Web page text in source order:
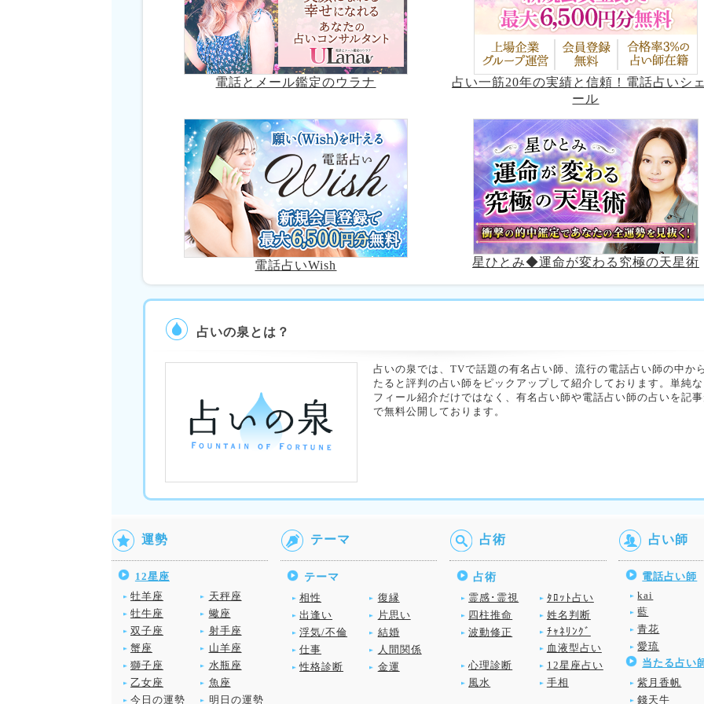
電話とメール鑑定のウラナ
占い一筋20年の実績と信頼！電話占いシ
ール
電話占いWish 星ひとみ◆運命が変わる究極の天星術
占いの泉とは？
占いの泉では、TVで話題の有名占い師、流行の電話占い師の中か
たると評判の占い師をピックアップして紹介しております。単純
フィール紹介だけではなく、有名占い師や電話占い師の占いを記
で無料公開しております。
運勢
12星座
牡羊座
天秤座
牡牛座
蠍座
双子座
射手座
蟹座
山羊座
獅子座
水瓶座
乙女座
魚座
今日の運勢
明日の運勢
テーマ
テーマ
相性
復縁
出逢い
片思い
浮気/不倫
結婚
仕事
人間関係
性格診断
金運
占術
占術
霊感･霊視
ﾀﾛｯﾄ占い
四柱推命
姓名判断
波動修正
ﾁｬﾈﾘﾝｸﾞ
血液型占い
心理診断
12星座占い
風水
手相
占い師
電話占い師
kai
藍
青花
愛琉
当たる占い
紫月香帆
錢天牛